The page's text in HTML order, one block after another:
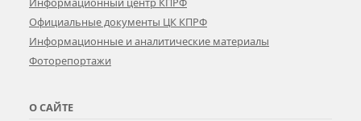
Официальные документы ЦК КПРФ
Информационные и аналитические материалы
Фоторепортажи
О САЙТЕ